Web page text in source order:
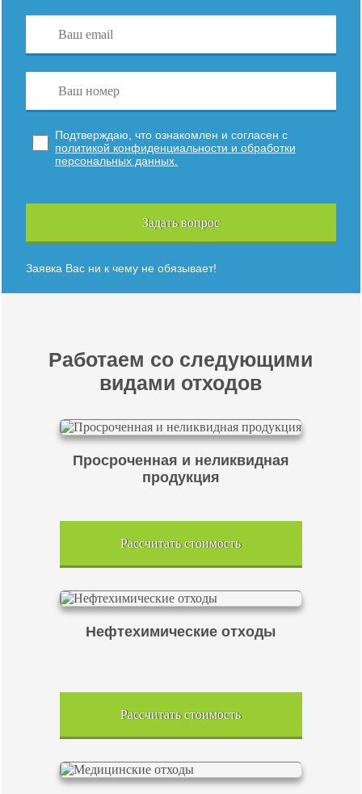
Подтверждаю, что ознакомлен и согласен с
политикой конфиденциальности и обработки
персональных данных.
Задать вопрос
Заявка Вас ни к чему не обязывает!
Работаем со следующими
видами отходов
Просроченная и неликвидная
продукция
Рассчитать стоимость
Нефтехимические отходы
Рассчитать стоимость